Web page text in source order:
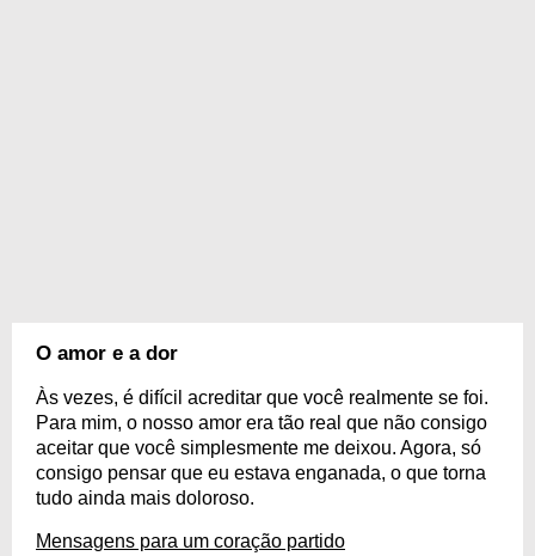
O amor e a dor
Às vezes, é difícil acreditar que você realmente se foi.
Para mim, o nosso amor era tão real que não consigo
aceitar que você simplesmente me deixou. Agora, só
consigo pensar que eu estava enganada, o que torna
tudo ainda mais doloroso.
Mensagens para um coração partido